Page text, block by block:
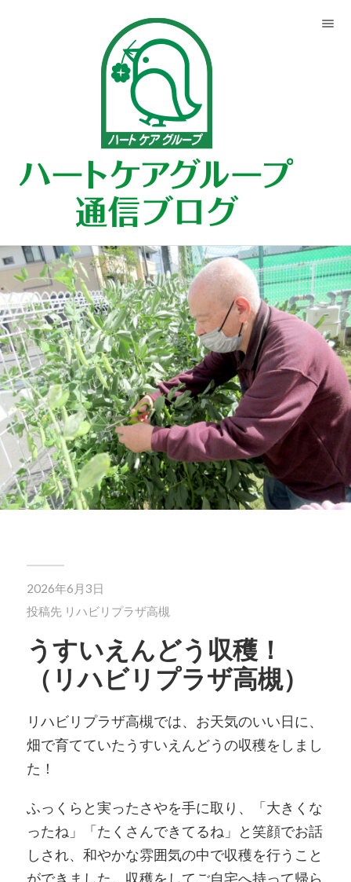
2026年6月3日
投稿先 リハビリプラザ高槻
うすいえんどう収穫！
（リハビリプラザ高槻）
リハビリプラザ高槻では、お天気のいい日に、
畑で育てていたうすいえんどうの収穫をしまし
た！
ふっくらと実ったさやを手に取り、「大きくな
ったね」「たくさんできてるね」と笑顔でお話
しされ、和やかな雰囲気の中で収穫を行うこと
ができました。収穫をしてご自宅へ持って帰ら